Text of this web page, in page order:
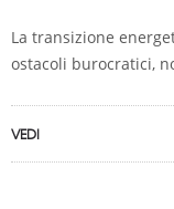
La transizione
ostacoli burocratici,
VEDI